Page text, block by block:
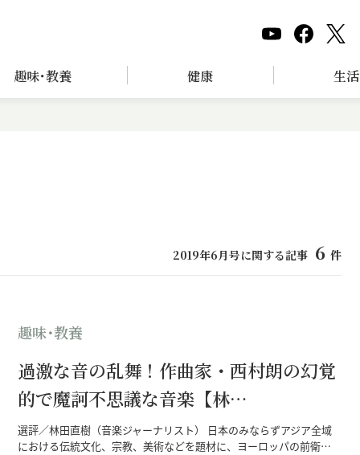
趣味･教養 健康 生活
2019年6月号に関する記事 6 件
趣味･教養
過激な音の乱舞！作曲家・西村朗の幻覚
的で魔訶不思議な音楽【林…
選評／林田直樹（音楽ジャーナリスト） 日本のみならずアジア全域
における伝統文化、宗教、美術などを題材に、ヨーロッパの前衛…